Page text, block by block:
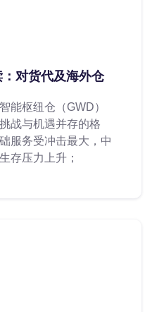
对货代及海外仓
能枢纽仓（GWD）
战与机遇并存的格
服务受冲击最大，中
存压力上升；